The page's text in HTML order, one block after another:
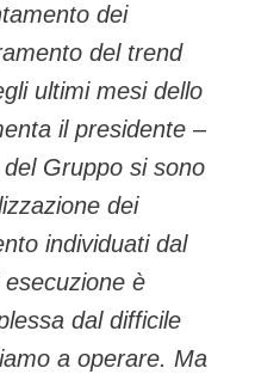
dei
del trend
ultimi mesi dello
il presidente –
Gruppo si sono
dei
individuati dal
è
dal difficile
a operare. Ma